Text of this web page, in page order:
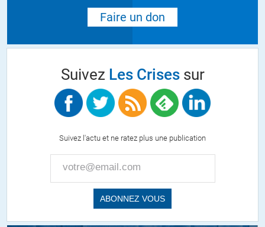
Faire un don
Suivez Les Crisessur
Suivez l'actu et ne ratez plus une publication